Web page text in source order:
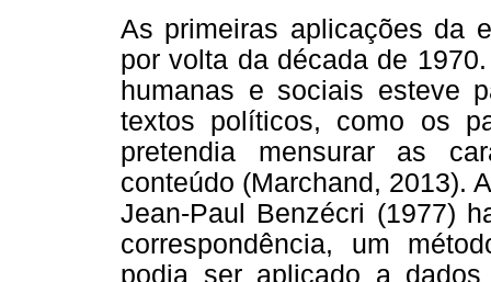
As primeiras aplicações da
por volta da década de
humanas e sociais esteve
textos políticos, como os
pretendia mensurar as
conteúdo (Marchand, 2013).
Jean-Paul Benzécri (1977)
correspondência, um
podia ser aplicado a